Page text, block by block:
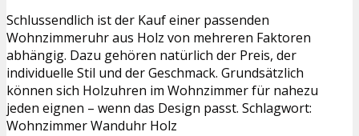
Schlussendlich ist der Kauf einer passenden
Wohnzimmeruhr aus Holz von mehreren Faktoren
abhängig. Dazu gehören natürlich der Preis, der
individuelle Stil und der Geschmack. Grundsätzlich
können sich Holzuhren im Wohnzimmer für nahezu
jeden eignen – wenn das Design passt. Schlagwort:
Wohnzimmer Wanduhr Holz